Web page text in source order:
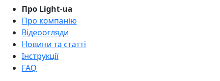
Про Light-ua
Про компанію
Відеоогляди
Новини та статті
Інструкції
FAQ